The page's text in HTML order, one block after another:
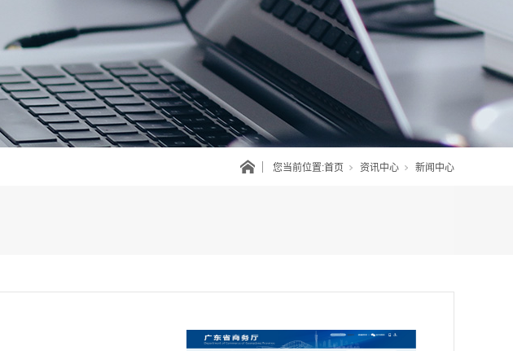
您当前位置:首页 资讯中心 新闻中心